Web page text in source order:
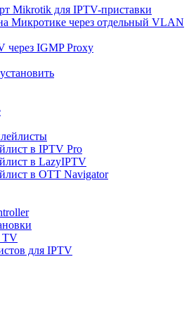
Mikrotik для IPTV-приставки
Микротике через отдельный VLAN
через IGMP Proxy
в IPTV Pro
в LazyIPTV
в OTT Navigator
TV
для IPTV